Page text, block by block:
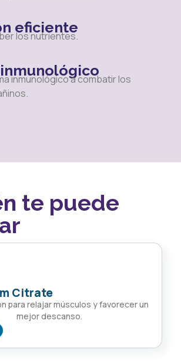
eficiente
los nutrientes.
inmunológico a combatir los
te puede
Citrate
para relajar músculos y favorecer un
mejor descanso.